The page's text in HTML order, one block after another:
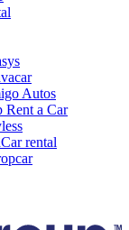
Autos
Rent a Car
rental